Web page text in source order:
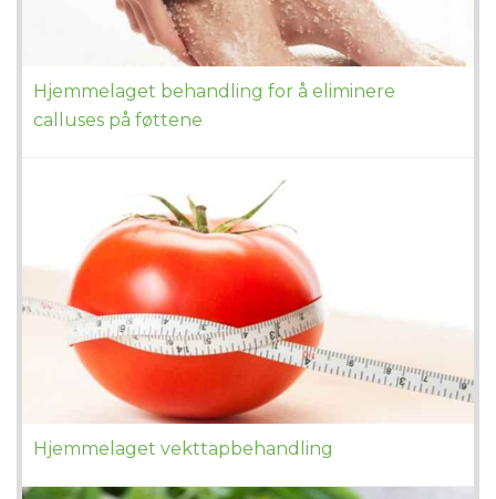
Hjemmelaget behandling for å eliminere
calluses på føttene
Hjemmelaget vekttapbehandling